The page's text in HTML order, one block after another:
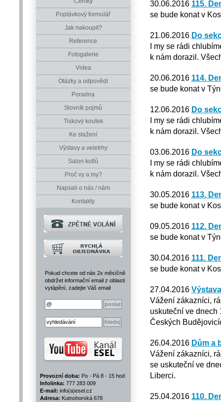
Poptávkový formulář
Jak nakoupit?
Reference
Fotogalerie
Videa
Otázky a odpovědi
Poradna
Slovník pojmů
Tiskový koutek
Ke stažení
Výstavy a veletrhy
Salon kotlů
Proč vy a my?
Napsali o nás / nám
Kontakty
Pokud chcete od nás 2x měsíčně
obdržet informační email z oblasti
vytápění, zadejte Váš email
Provozní doba: Po - Pá 8 - 15 hod
Infolinka: 777 283 009
E-mail: info(a)esel.cz
Adresa: Kutnohorská 678
30.06.2016 115.
se bude konat v
21.06.2016 Do
I my se rádi
k nám dorazil.
20.06.2016 114.
se bude konat v
12.06.2016 Do
I my se rádi
k nám dorazil.
03.06.2016 Do
I my se rádi
k nám dorazil.
30.05.2016 113.
se bude konat v
09.05.2016 112.
se bude konat v
30.04.2016 111.
se bude konat v
27.04.2016
Vážení zákazníci,
uskuteční ve dnech
Českých
26.04.2016 Dům a
Vážení zákazníci,
se uskuteční ve
Liberci.
25.04.2016 110.